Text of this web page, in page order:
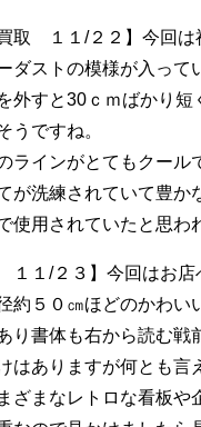
取 １１/２２】今回は
ダストの模様が入って
外すと30ｃｍばかり
うですね。
ラインがとてもクー
が洗練されていて豊か
使用されていたと思わ
１１/２３】今回はお店
約５０㎝ほどのかわい
り書体も右から読む戦
はありますが何とも言
ざまなレトロな看板や